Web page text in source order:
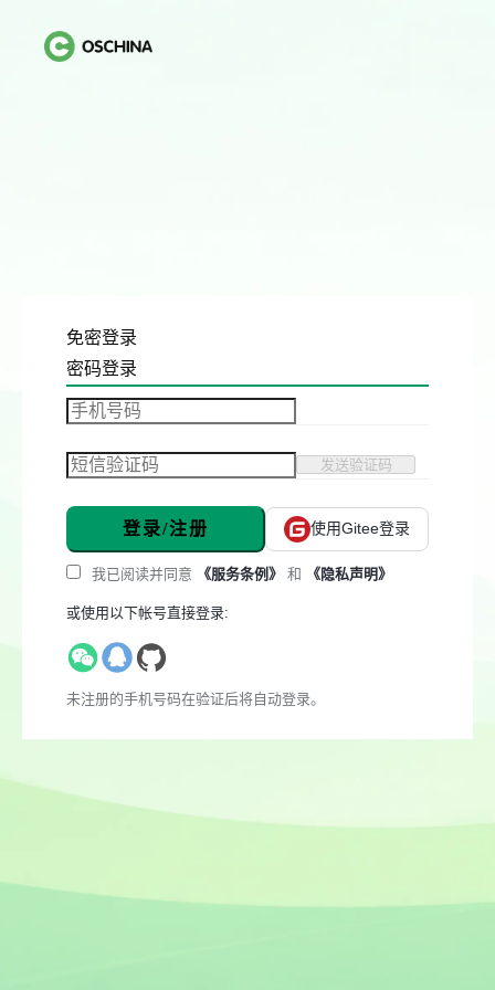
免密登录
密码登录
发送验证码
登录/注册 使用Gitee登录
我已阅读并同意 《服务条例》 和 《隐私声明》
或使用以下帐号直接登录:
未注册的手机号码在验证后将自动登录。